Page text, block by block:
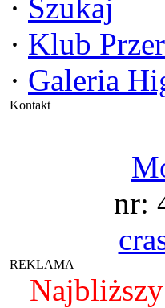
· Szukaj
· Klub
· Galeria
Kontakt
nr:
REKLAMA